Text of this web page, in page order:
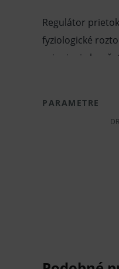
Regulátor
fyziologické
pripojenie ku
Nastaviteľný
pripojovací
PARAMETRE